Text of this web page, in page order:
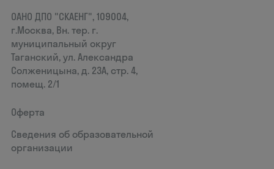
ОАНО ДПО "СКАЕНГ", 109004,
г.Москва, Вн. тер. г.
муниципальный округ
Таганский, ул. Александра
Солженицына, д. 23А, стр. 4,
помещ. 2/1
Оферта
Сведения об образовательной
организации